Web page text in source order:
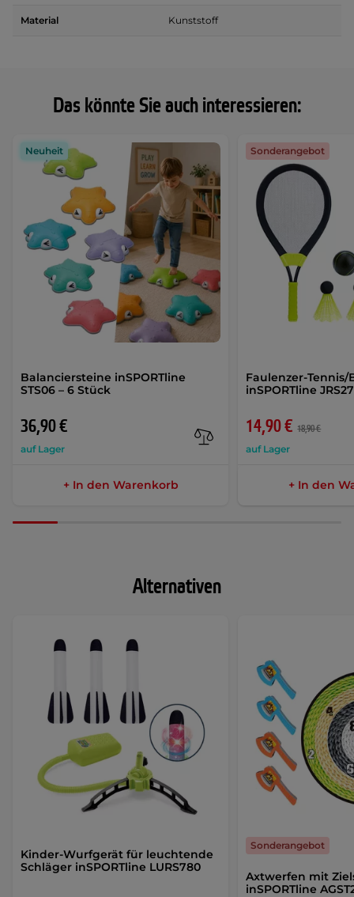
Das könnte Sie auch interessieren:
Balanciersteine inSPORTline
STS06 – 6 Stück
36,90 €
auf Lager
Neuheit
+ In den Warenkorb
Faulenzer-
inSPORTline
14,90 € 18,90 €
auf Lager
Sonderangebot
+ In den
Material Kunststoff
Alternativen
Kinder-Wurfgerät für leuchtende
Schläger inSPORTline LURS780
Axtwerfen mit
inSPORTline
Sonderangebot